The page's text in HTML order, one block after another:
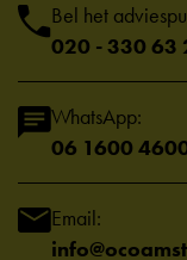
Bel het
020 - 330 63
WhatsApp:
06 1600
Email: